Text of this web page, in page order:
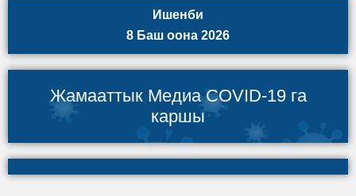
Ишенби
8 Баш оона 2026
Жамааттык Медиа COVID-19 га
каршы